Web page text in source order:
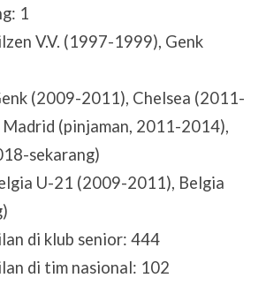
1
V.V. (1997-1999), Genk
(2009-2011), Chelsea (2011-
(pinjaman, 2011-2014),
sekarang)
U-21 (2009-2011), Belgia
di klub senior: 444
di tim nasional: 102